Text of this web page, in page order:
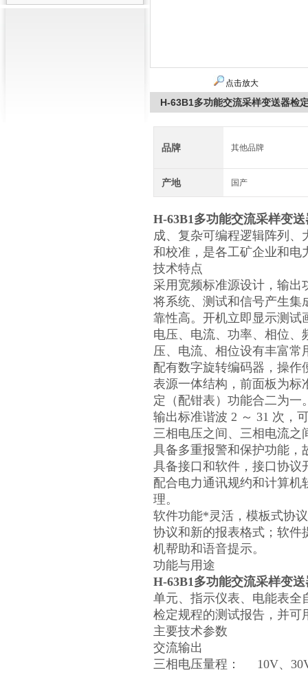
点击放大
H-63B1多功能交流采样变送器检
品牌 其他品牌
产地 国产
H-63B1多功能交流采样变
成、复杂可编程逻辑阵列
和校准，是各工矿企业和电
技术特点
采用宽频标准源设计，输出
将系统、测试和信号产生集
靠性高。开机立即显示测试
电压、电流、功率、相位
压、电流、相位设有丰富
配有数字旋转编码器，操作
表源一体结构，前面板为标
定（配钳表）功能合二为一
输出标准谐波 2 ～ 31 次，
三相电压之间、三相电流之
具备多重报警和保护功能，
具备接口和软件，接口协议
配合电力通讯规约和计算
理。
软件功能*灵活，模板式协
协议和新的报表格式；软件
机帮助和语音提示。
功能与用途
H-63B1多功能交流采样变
单元、指示仪表、电能表全
检定规程的测试报告，并可
主要技术参数
交流输出
三相电压量程：
10V、